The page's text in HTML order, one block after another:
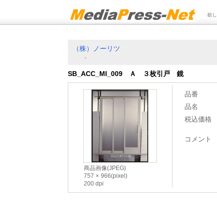
欲
（株）ノーリツ
SB_ACC_MI_009 Ａ ３枚引戸 鏡
商品画像(JPEG)
757
966(pixel)
200 dpi
品番
品名
税込価格
コメント